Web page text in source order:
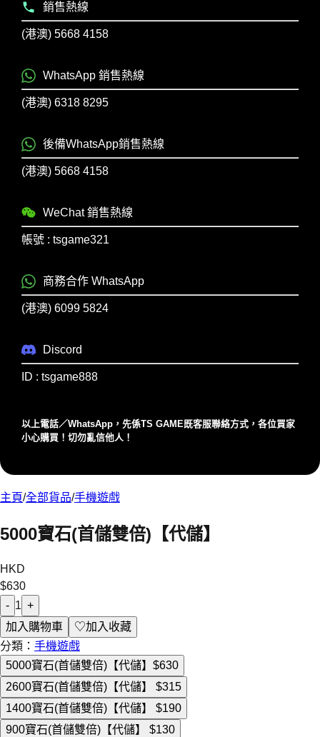
銷售熱線
(港澳) 5668 4158
WhatsApp 銷售熱線
(港澳) 6318 8295
後備WhatsApp銷售熱線
(港澳) 5668 4158
WeChat 銷售熱線
帳號 : tsgame321
商務合作 WhatsApp
(港澳) 6099 5824
Discord
ID : tsgame888
以上電話／WhatsApp，先係TS GAME既客服聯絡⽅式，各位買家
⼩⼼購買！切勿亂信他⼈！
主頁/全部貨品/手機遊戲
5000寶石(首儲雙倍)【代儲】
HKD
$630
- 1 +
加入購物車
♡加入收藏
分類： 手機遊戲
5000寶石(首儲雙倍)【代儲】 $630
2600寶石(首儲雙倍)【代儲】 $315
1400寶石(首儲雙倍)【代儲】 $190
900寶石(首儲雙倍)【代儲】 $130